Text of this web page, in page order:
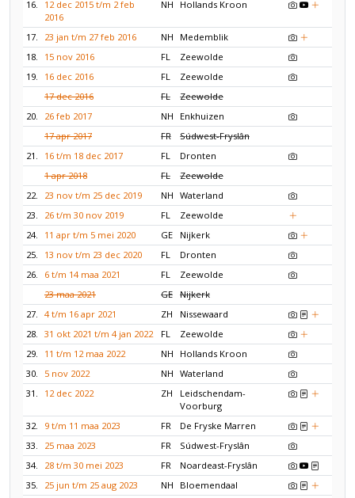
16.
12 dec 2015 t/m 2 feb
2016
NH Hollands Kroon
17. 23 jan t/m 27 feb 2016 NH
Medemblik
18.
15 nov 2016 FL
Zeewolde
19.
16 dec 2016 FL
Zeewolde
17 dec 2016
FL
Zeewolde
20.
26 feb 2017 NH
Enkhuizen
17 apr 2017
FR
Súdwest-Fryslân
21.
16 t/m 18 dec 2017 FL
Dronten
1 apr 2018
FL
Zeewolde
22.
23 nov t/m 25 dec 2019 NH Waterland
23.
26 t/m 30 nov 2019 FL
Zeewolde
24.
11 apr t/m 5 mei 2020 GE
Nijkerk
25.
13 nov t/m 23 dec 2020 FL
Dronten
26.
6 t/m 14 maa 2021 FL
Zeewolde
23 maa 2021
GE Nijkerk
27. 4 t/m 16 apr 2021 ZH
Nissewaard
28. 31 okt 2021 t/m 4 jan 2022 FL
Zeewolde
29.
11 t/m 12 maa 2022 NH
Hollands Kroon
30.
5 nov 2022 NH Waterland
31.
12 dec 2022 ZH
Leidschendam-
Voorburg
32.
9 t/m 11 maa 2023 FR
De Fryske Marren
33.
25 maa 2023 FR
Súdwest-Fryslân
34.
28 t/m 30 mei 2023 FR
Noardeast-Fryslân
35.
25 jun t/m 25 aug 2023 NH
Bloemendaal